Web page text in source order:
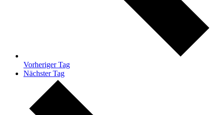
Vorheriger Tag
Nächster Tag